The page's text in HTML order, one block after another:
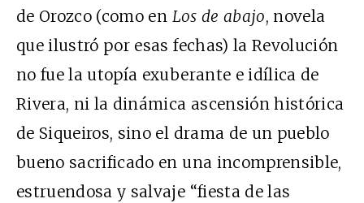
de Orozco (como en Los de abajo, novela
que ilustró por esas fechas) la Revolución
no fue la utopía exuberante e idílica de
Rivera, ni la dinámica ascensión histórica
de Siqueiros, sino el drama de un pueblo
bueno sacrificado en una incomprensible,
estruendosa y salvaje “fiesta de las